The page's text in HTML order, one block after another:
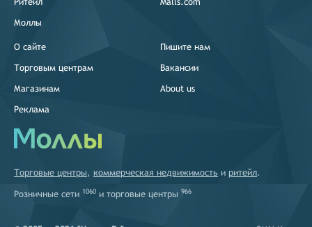
Моллы
О сайте
Торговым центрам
Магазинам
Реклама
Пишите нам
Вакансии
About us
Торговые центры, коммерческая недвижимость и ритейл.
Розничные сети 1060 и торговые центры 966